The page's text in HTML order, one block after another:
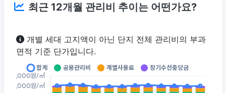
최근 12개월 관리비 추이는 어떤가요?
개별 세대 고지액이 아닌 단지 전체 관리비의 부과
면적 기준 단가입니다.